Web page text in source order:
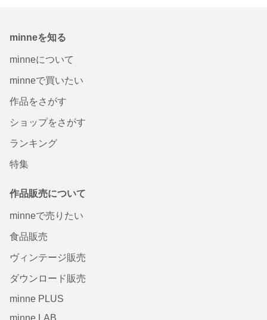
minneを知る
minneについて
minneで買いたい
作品をさがす
ショップをさがす
ランキング
特集
作品販売について
minneで売りたい
食品販売
ヴィンテージ販売
ダウンロード販売
minne PLUS
minne LAB